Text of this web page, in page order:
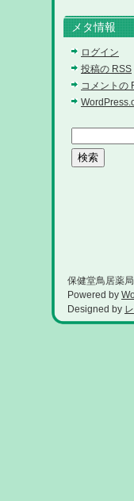
メタ情報
ログイン
投稿の RSS
コメントの
保健堂鳥居薬
Powered by
Designed by